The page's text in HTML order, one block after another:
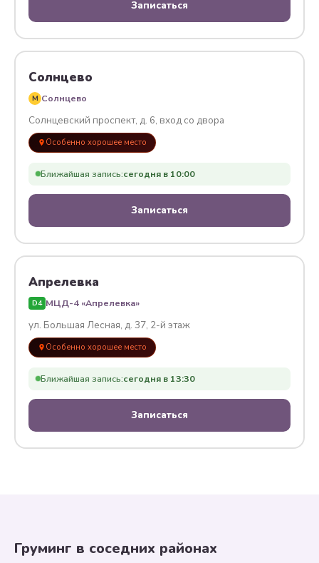
Записаться
Солнцево
M Солнцево
Солнцевский проспект, д. 6, вход со двора
Особенно хорошее место
Ближайшая запись:сегодня в 10:00
Записаться
Апрелевка
D4 МЦД-4 «Апрелевка»
ул. Большая Лесная, д. 37, 2-й этаж
Особенно хорошее место
Ближайшая запись:сегодня в 13:30
Записаться
Груминг в соседних районах